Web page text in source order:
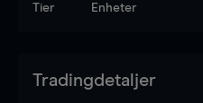
Tier Enheter
Tradingdetaljer